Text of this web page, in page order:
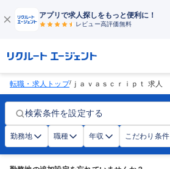
アプリで求人探しをもっと便利に！
レビュー高評価無料
転職・求人トップ/ ｊａｖａｓｃｒｉｐｔ 求人
検索条件を設定する
勤務地 職種 年収 こだわり条件